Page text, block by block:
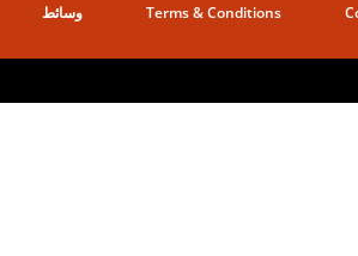
Terms & Conditions وسائط